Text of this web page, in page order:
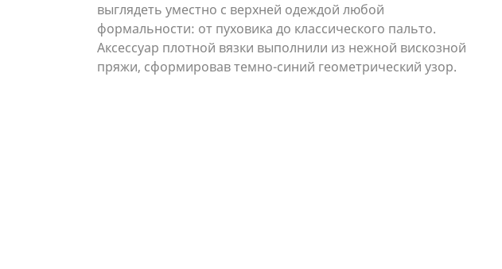
выглядеть уместно с верхней одеждой любой
формальности: от пуховика до классического пальто.
Аксессуар плотной вязки выполнили из нежной вискозной
пряжи, сформировав темно-синий геометрический узор.